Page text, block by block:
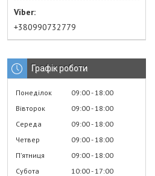
+380990732779
Графік роботи
Понеділок 09:00 18:00
Вівторок
09:00 18:00
Середа
09:00 18:00
Четвер
09:00 18:00
Пʼятниця
09:00 18:00
Субота
10:00 17:00